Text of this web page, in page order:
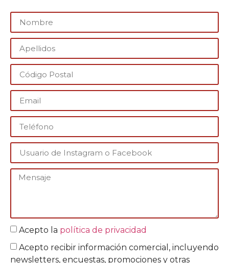
Acepto la política de privacidad
Acepto recibir información comercial, incluyendo
newsletters, encuestas, promociones y otras